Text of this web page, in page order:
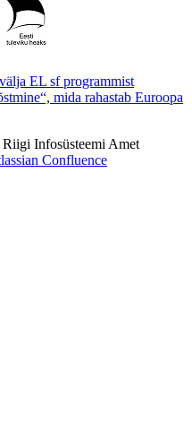
EL sf programmist
mida rahastab Euroopa
Infosüsteemi Amet
Confluence